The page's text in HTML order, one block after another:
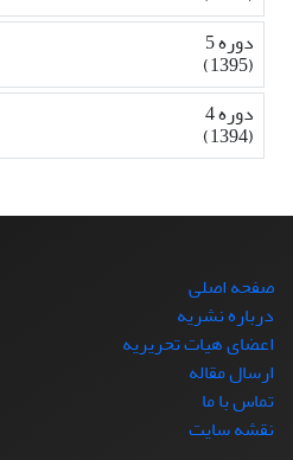
دوره 5
(1395)
دوره 4
(1394)
صفحه اصلی
درباره نشریه
اعضای هیات تحریریه
ارسال مقاله
تماس با ما
نقشه سایت